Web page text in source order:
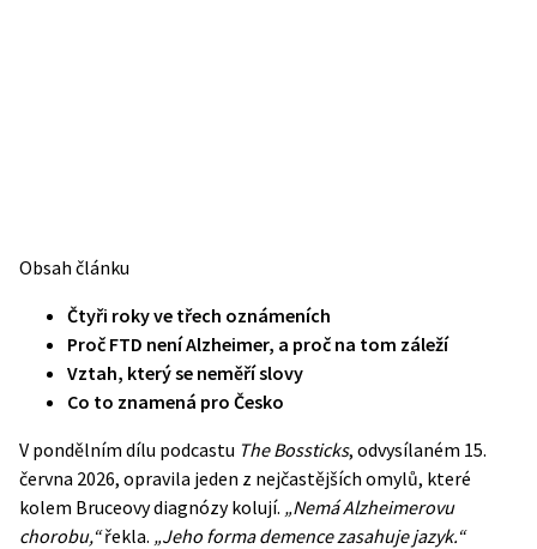
Obsah článku
Čtyři roky ve třech oznámeních
Proč FTD není Alzheimer, a proč na tom záleží
Vztah, který se neměří slovy
Co to znamená pro Česko
V pondělním dílu podcastu The Bossticks, odvysílaném 15.
června 2026, opravila jeden z nejčastějších omylů, které
kolem Bruceovy diagnózy kolují. „Nemá Alzheimerovu
chorobu,“řekla. „Jeho forma demence zasahuje jazyk.“